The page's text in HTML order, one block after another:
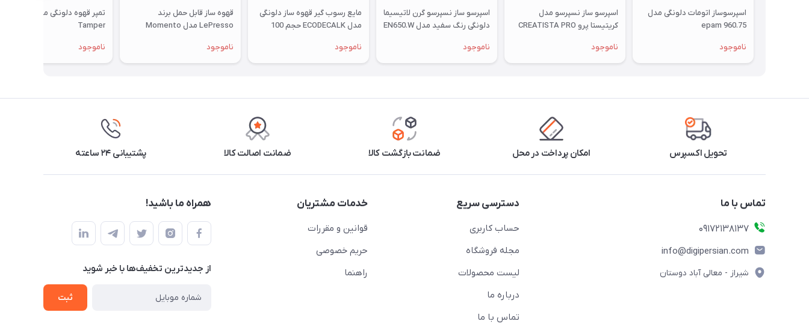
اسپرسوساز اتومات دلونگی مدل
epam 960.75
ناموجود
اسپرسو ساز نسپرسو مدل
کریتیستا پرو CREATISTA PRO
ناموجود
اسپرسو ساز نسپرسو گرن لاتیسیما
دلونگی رنگ سفید مدل EN650.W
ناموجود
مایع رسوب گیر قهوه ساز دلونگی
مدل ECODECALK حجم 100
ناموجود
قهوه ساز قابل حمل برند
LePresso مدل Momento
ناموجود
Tamper
ناموجود
تحویل اکسپرس امکان پرداخت در محل ضمانت بازگشت کالا ضمانت اصالت کالا پشتیبانی ۲۴ ساعته
تماس با ما
09172138137
info@digipersian.com
شیراز - معالی آباد دوستان
دسترسی سریع
حساب کاربری
مجله فروشگاه
لیست محصولات
درباره ما
تماس با ما
خدمات مشتریان
قوانین و مقررات
حریم خصوصی
راهنما
همراه ما باشید!
از جدید‌ترین تخفیف‌ها با‌ خبر شوید
ثبت